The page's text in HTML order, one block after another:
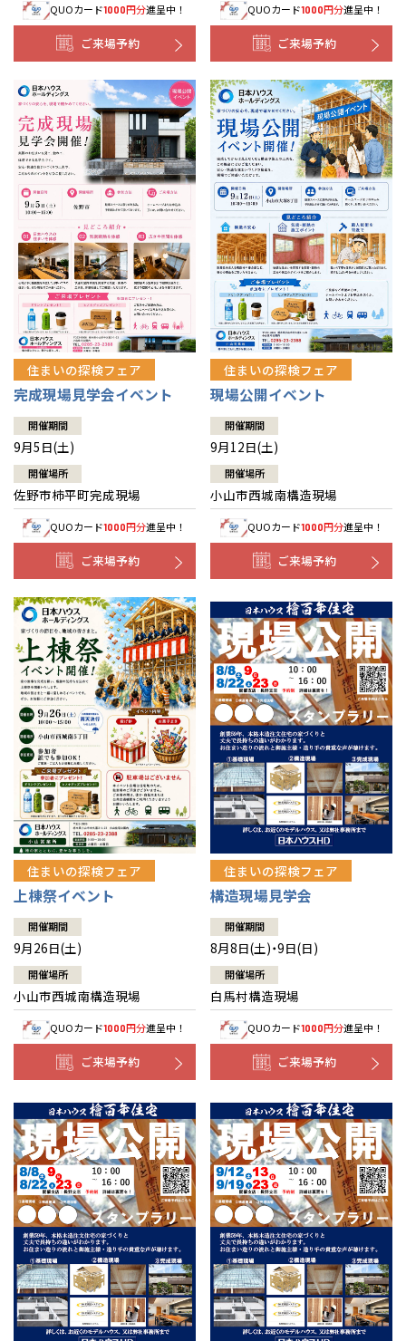
QUOカード1000円分進呈中！
ご来場予約
QUOカード1000円分進呈中！
ご来場予約
住まいの探検フェア
完成現場見学会イベント
開催期間
9月5日(土)
開催場所
佐野市柿平町完成現場
QUOカード1000円分進呈中！
ご来場予約
住まいの探検フェア
現場公開イベント
開催期間
9月12日(土)
開催場所
小山市西城南構造現場
QUOカード1000円分進呈中！
ご来場予約
住まいの探検フェア
上棟祭イベント
開催期間
9月26日(土)
開催場所
小山市西城南構造現場
QUOカード1000円分進呈中！
ご来場予約
住まいの探検フェア
構造現場見学会
開催期間
8月8日(土)・9日(日)
開催場所
白馬村構造現場
QUOカード1000円分進呈中！
ご来場予約